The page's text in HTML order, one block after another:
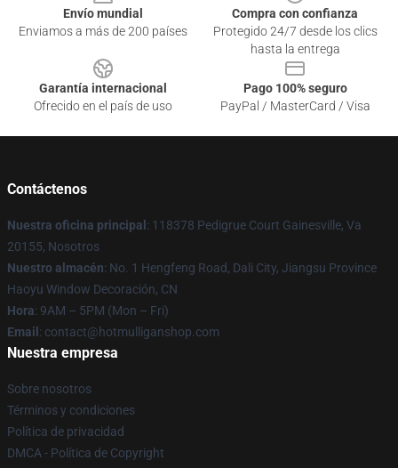
Envío mundial
Enviamos a más de 200 países
Compra con confianza
Protegido 24/7 desde los clics
hasta la entrega
Garantía internacional
Ofrecido en el país de uso
Pago 100% seguro
PayPal / MasterCard / Visa
Contáctenos
Nuestra oficina principal : 118378 Pedigrue Court Gainesville, Va
20155, Nosotros
Nuestro almacén: No. 1 Hengfeng Road, Dali City, Jiangsu Province
Haoyu Window Decoración, CN
Hora: 9AM – 5PM (Mon – Fri)
Email : contact@hotmulliganshop.com
Nuestra empresa
Sobre nosotros
Términos y condiciones
Política de privacidad
DMCA - Política de Copyright